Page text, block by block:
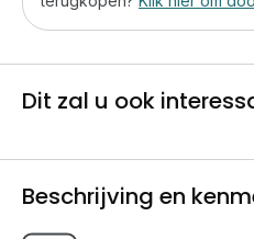
Dit zal u ook
Beschrijving en